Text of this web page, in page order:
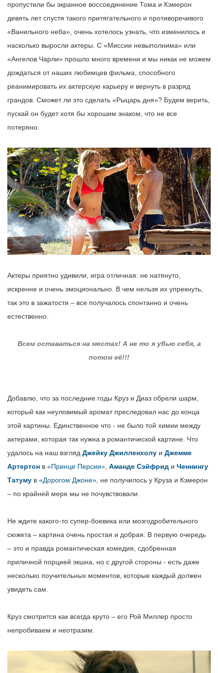
пропустили бы экранное воссоединение Тома и Кэмерон
девять лет спустя такого притягательного и противоречивого
«Ванильного неба», очень хотелось узнать, что изменилось и
насколько выросли актеры. С «Миссии невыполнима» или
«Ангелов Чарли» прошло много времени и мы никак не можем
дождаться от наших любимцев фильма, способного
реанимировать их актерскую карьеру и вернуть в разряд
грандов. Сможет ли это сделать «Рыцарь дня»? Будем верить,
пускай он будет хотя бы хорошим знаком, что не все
потеряно.
Актеры приятно удивили, игра отличная: не натянуто,
искренне и очень эмоционально. В чем нельзя их упрекнуть,
так это в зажатости – все получалось спонтанно и очень
естественно.
Всем оставаться на местах! А не то я убью себя, а
потом её!!!
Добавлю, что за последние годы Круз и Диаз обрели шарм,
который как неуловимый аромат преследовал нас до конца
этой картины. Единственное что - не было той химии между
актерами, которая так нужна в романтической картине. Что
удалось на наш взгляд Джейку Джилленхолу и Джемме
Артертон в «Принце Персии» Аманде Сэйфрид и Ченнингу
Татуму в «Дорогом Джоне» , не получилось у Круза и Кэмерон
– по крайней мере мы не почувствовали.
Не ждите какого-то супер-боевика или мозгодробительного
сюжета – картина очень простая и добрая. В первую очередь
– это и правда романтическая комедия, сдобренная
приличной порцией экшна, но с другой стороны - есть даже
несколько поучительных моментов, которые каждый должен
увидеть сам.
Круз смотрится как всегда круто – его Рой Миллер просто
непробиваем и неотразим.